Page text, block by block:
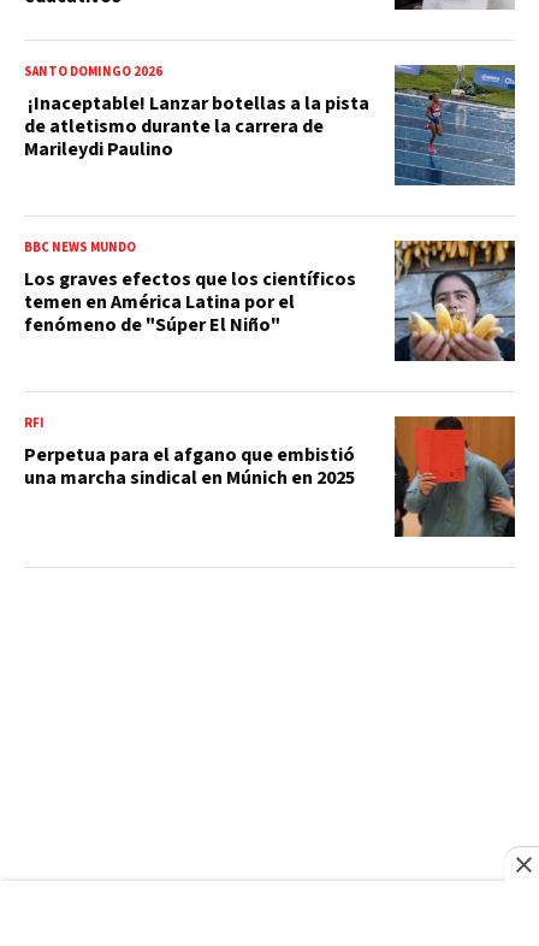
SANTO DOMINGO 2026
¡Inaceptable! Lanzar botellas a la pista
de atletismo durante la carrera de
Marileydi Paulino
BBC NEWS MUNDO
Los graves efectos que los científicos
temen en América Latina por el
fenómeno de "Súper El Niño"
RFI
Perpetua para el afgano que embistió
una marcha sindical en Múnich en 2025